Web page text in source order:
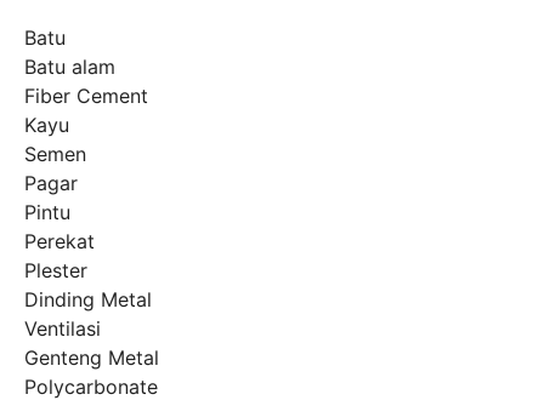
Batu
Batu alam
Fiber Cement
Kayu
Semen
Pagar
Pintu
Perekat
Plester
Dinding Metal
Ventilasi
Genteng Metal
Polycarbonate